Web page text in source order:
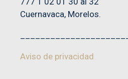
Cuernavaca, Morelos.
Aviso de privacidad